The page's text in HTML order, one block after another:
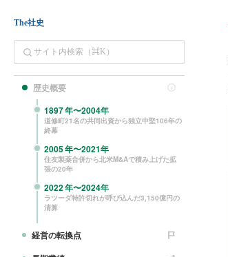
The社史
歴史概要
1897年〜2004年
道修町21名の共同出資から独立中堅106年の
終幕
2005年〜2021年
住友製薬合併から北米M&Aで積み上げた拡
張の20年
2022年〜2024年
ラツーダ特許切れが呼び込んだ3,150億円の
清算
経営の転換点